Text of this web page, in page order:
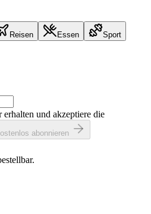
Reisen Essen Sport
und akzeptiere die
abonnieren